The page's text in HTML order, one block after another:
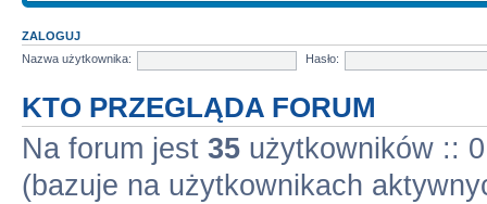
ZALOGUJ
Nazwa użytkownika:
Hasło:
KTO PRZEGLĄDA FORUM
Na forum jest 35 użytkowników ::
(bazuje na użytkownikach